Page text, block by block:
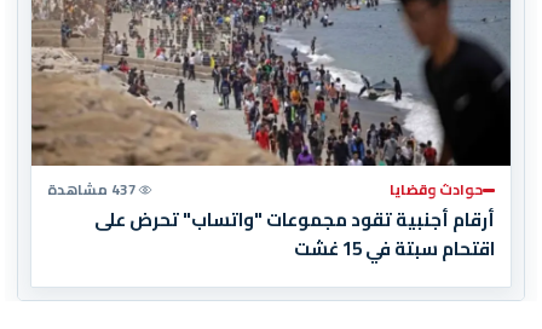
حوادث وقضايا 437 مشاهدة
أرقام أجنبية تقود مجموعات "واتساب" تحرض على
اقتحام سبتة في 15 غشت